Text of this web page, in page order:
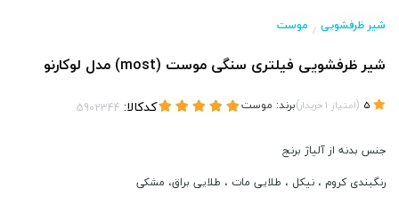
شیر ظرفشویی / موست
شیر ظرفشویی فیلتری سنگی موست (most) مدل لوکارنو
(امتیاز 1خریدار)برند: موست کدکالا:
جنس بدنه از آلیاژ برنج
رنگبندی کروم ، نیکل ، طلایی مات ، طلایی براق، مشکی